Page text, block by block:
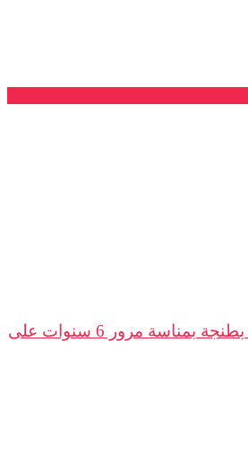
وقفة للجنة المشتركة بطنجة بمناسة مرور 6 سنوات على